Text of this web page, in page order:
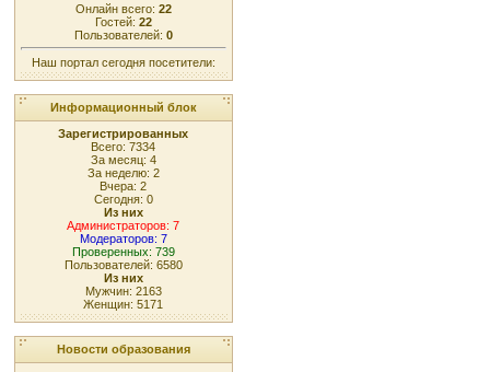
Онлайн всего: 22
Гостей: 22
Пользователей: 0
Наш портал сегодня посетители:
Информационный блок
Зарегистрированных
Всего: 7334
За месяц: 4
За неделю: 2
Вчера: 2
Сегодня: 0
Из них
Администраторов: 7
Модераторов: 7
Проверенных: 739
Пользователей: 6580
Из них
Мужчин: 2163
Женщин: 5171
Новости образования